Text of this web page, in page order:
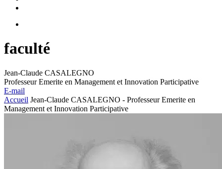
faculté
Jean-Claude CASALEGNO
Professeur Emerite en Management et Innovation Participative
E-mail
Accueil Jean-Claude CASALEGNO - Professeur Emerite en
Management et Innovation Participative